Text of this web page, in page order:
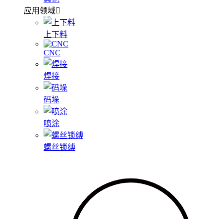
应用领域
上下料
CNC
焊接
码垛
喷涂
螺丝锁缚